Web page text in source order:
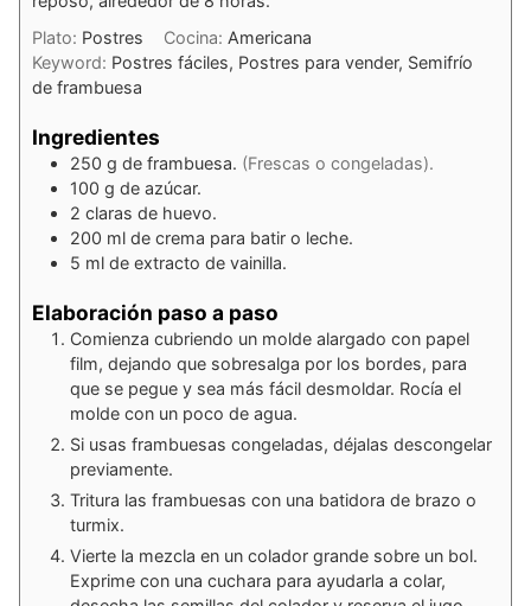
Plato: Postres Cocina: Americana
Keyword: Postres fáciles, Postres para vender, Semifrío
de frambuesa
Ingredientes
250 g de frambuesa. (Frescas o congeladas).
100 g de azúcar.
2 claras de huevo.
200 ml de crema para batir o leche.
5 ml de extracto de vainilla.
Elaboración paso a paso
Comienza cubriendo un molde alargado con papel
film, dejando que sobresalga por los bordes, para
que se pegue y sea más fácil desmoldar. Rocía el
molde con un poco de agua.
Si usas frambuesas congeladas, déjalas descongelar
previamente.
Tritura las frambuesas con una batidora de brazo o
turmix.
Vierte la mezcla en un colador grande sobre un bol.
Exprime con una cuchara para ayudarla a colar,